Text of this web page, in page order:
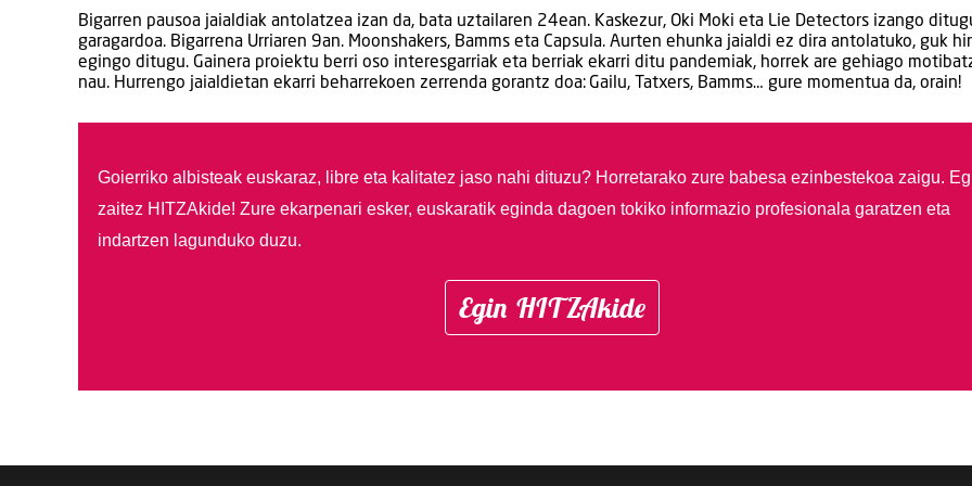
Bigarren pausoa jaialdiak antolatzea izan da, bata uztailaren 24ean. Kaskezur, Oki Moki eta Lie Detectors izango
garagardoa. Bigarrena Urriaren 9an. Moonshakers, Bamms eta Capsula. Aurten ehunka jaialdi ez dira antolatuko, guk
egingo ditugu. Gainera proiektu berri oso interesgarriak eta berriak ekarri ditu pandemiak, horrek are gehiago
nau. Hurrengo jaialdietan ekarri beharrekoen zerrenda gorantz doa: Gailu, Tatxers, Bamms… gure momentua da, orain!
Goierriko albisteak euskaraz, libre eta kalitatez jaso nahi dituzu? Horretarako zure babesa ezinbestekoa zaigu.
zaitez HITZAkide! Zure ekarpenari esker, euskaratik eginda dagoen tokiko informazio profesionala garatzen eta
indartzen lagunduko duzu.
Egin HITZAkide